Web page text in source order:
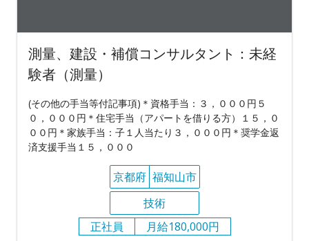
測量、建設・補償コンサルタント：未経
験者（測量）
(その他の手当等付記事項)＊資格手当：３，０００円５
０，０００円＊住宅手当（アパートを借りる方）１５，０
００円＊家族手当：子１人当たり３，０００円＊奨学金返
済支援手当１５，０００
京都府 福知山市
技術
正社員
月給180,000円